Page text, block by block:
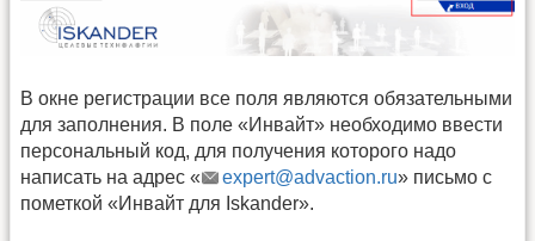
В окне регистрации все поля являются обязательными
для заполнения. В поле «Инвайт» необходимо ввести
персональный код, для получения которого надо
написать на адрес «
expert@advaction.ru» письмо с
пометкой «Инвайт для Iskander».